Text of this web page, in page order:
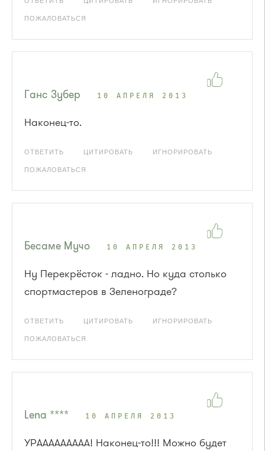
ПОЖАЛОВАТЬСЯ
Ганс Зубер 10 АПРЕЛЯ 2013
Наконец-то.
ОТВЕТИТЬ ЦИТИРОВАТЬ ИГНОРИРОВАТЬ
ПОЖАЛОВАТЬСЯ
Бесаме Мучо 10 АПРЕЛЯ 2013
Ну Перекрёсток - ладно. Но куда столько
спортмастеров в Зеленограде?
ОТВЕТИТЬ ЦИТИРОВАТЬ ИГНОРИРОВАТЬ
ПОЖАЛОВАТЬСЯ
Lena **** 10 АПРЕЛЯ 2013
УРААААААААА! Наконец-то!!! Можно будет